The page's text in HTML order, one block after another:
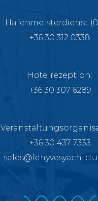
Hafenmeisterdienst
+36 30 312 0338
Hotelrezeption:
+36 30 307 6289
+36 30 437 7333